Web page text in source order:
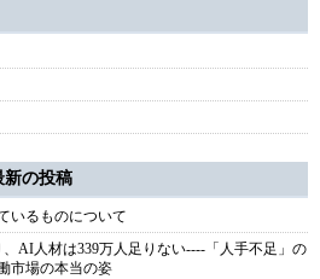
新の投稿
いるものについて
AI人材は339万人足りない----「人手不足」の
市場の本当の姿